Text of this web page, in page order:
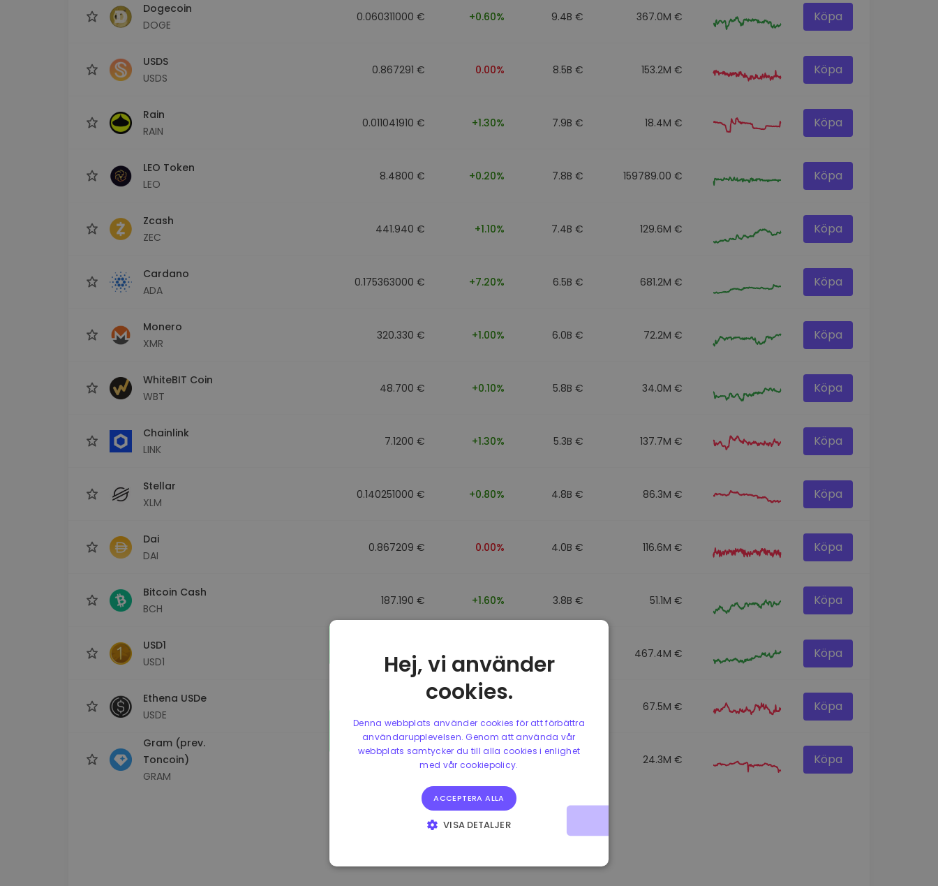
Dogecoin
DOGE
0.060311000 € +0.60% 9.4B € 367.0M € Köpa
USDS
USDS
0.867291 € 0.00% 8.5B € 153.2M € Köpa
Rain
RAIN
0.011041910 € +1.30% 7.9B € 18.4M € Köpa
LEO Token
LEO
8.4800 € +0.20% 7.8B € 159789.00 € Köpa
Zcash
ZEC
441.940 € +1.10% 7.4B € 129.6M € Köpa
Cardano
ADA
0.175363000 € +7.20% 6.5B € 681.2M € Köpa
Monero
XMR
320.330 € +1.00% 6.0B € 72.2M € Köpa
WhiteBIT Coin
WBT
48.700 € +0.10% 5.8B € 34.0M € Köpa
Chainlink
LINK
7.1200 € +1.30% 5.3B € 137.7M € Köpa
Stellar
XLM
0.140251000 € +0.80% 4.8B € 86.3M € Köpa
Dai
DAI
0.867209 € 0.00% 4.0B € 116.6M € Köpa
Bitcoin Cash
BCH
187.190 € +1.60% 3.8B € 51.1M € Köpa
USD1
USD1
0.867184 € 0.00% 467.4M € Köpa
Ethena USDe
USDE
67.5M € Köpa
Gram (prev.
Toncoin)
GRAM
1.160000 € -3.00% 3.2B € 24.3M € Köpa
Hej, vi använder
cookies.
Denna webbplats använder cookies för att förbättra
användarupplevelsen. Genom att använda vår
webbplats samtycker du till alla cookies i enlighet
med vår cookiepolicy.
ACCEPTERA ALLA
VISA DETALJER